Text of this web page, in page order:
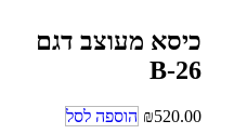
כיסא מעוצב דגם
B-26
₪520.00 הוספה לסל